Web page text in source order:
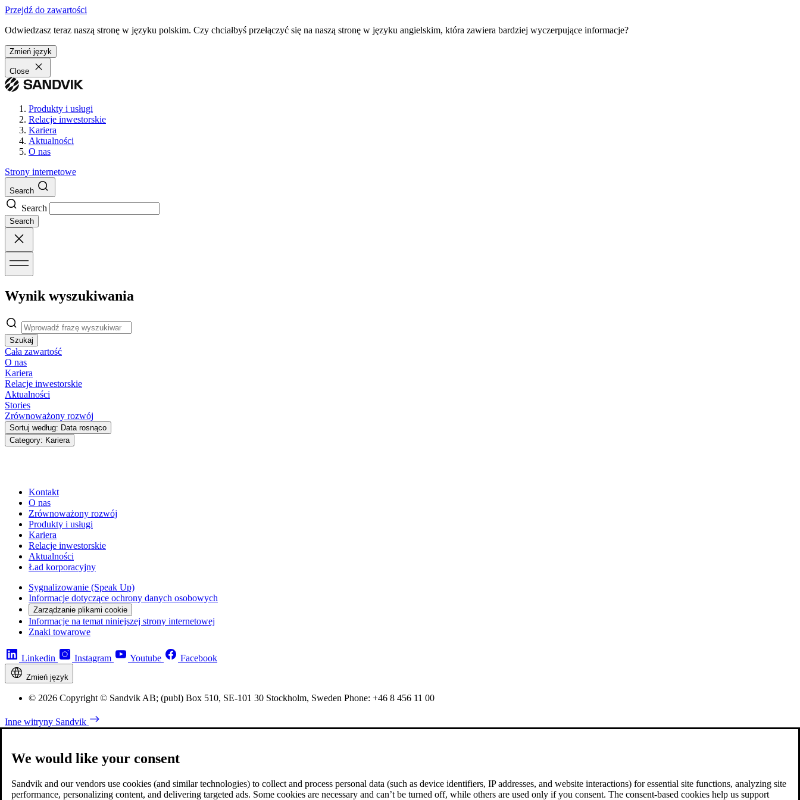
Przejdź do zawartości
Odwiedzasz teraz naszą stronę w języku polskim. Czy chciałbyś przełączyć się na naszą stronę w języku angielskim, która zawiera bardziej wyczerpujące informacje?
Zmień język
Close
Produkty i usługi
Relacje inwestorskie
Kariera
Aktualności
O nas
Strony internetowe
Search
Search
Search
Wynik wyszukiwania
Szukaj
Cała zawartość
O nas
Kariera
Relacje inwestorskie
Aktualności
Stories
Zrównoważony rozwój
Sortuj według: Data rosnąco
Category: Kariera
Kontakt
O nas
Zrównoważony rozwój
Produkty i usługi
Kariera
Relacje inwestorskie
Aktualności
Ład korporacyjny
Sygnalizowanie (Speak Up)
Informacje dotyczące ochrony danych osobowych
Zarządzanie plikami cookie
Informacje na temat niniejszej strony internetowej
Znaki towarowe
Linkedin Instagram Youtube Facebook
Zmień język
© 2026 Copyright © Sandvik AB; (publ) Box 510, SE-101 30 Stockholm, Sweden Phone: +46 8 456 11 00
Inne witryny Sandvik
We would like your consent
Sandvik and our vendors use cookies (and similar technologies) to collect and process personal data (such as device identifiers, IP addresses, and website interactions) for essential site functions, analyzing site
performance, personalizing content, and delivering targeted ads. Some cookies are necessary and can’t be turned off, while others are used only if you consent. The consent-based cookies help us support